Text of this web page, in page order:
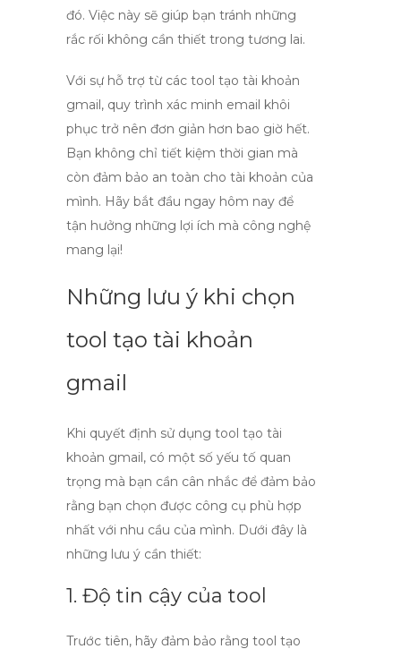
đó. Việc này sẽ giúp bạn tránh những
rắc rối không cần thiết trong tương lai.
Với sự hỗ trợ từ các tool tạo tài khoản
gmail, quy trình xác minh email khôi
phục trở nên đơn giản hơn bao giờ hết.
Bạn không chỉ tiết kiệm thời gian mà
còn đảm bảo an toàn cho tài khoản của
mình. Hãy bắt đầu ngay hôm nay để
tận hưởng những lợi ích mà công nghệ
mang lại!
Những lưu ý khi chọn
tool tạo tài khoản
gmail
Khi quyết định sử dụng tool tạo tài
khoản gmail, có một số yếu tố quan
trọng mà bạn cần cân nhắc để đảm bảo
rằng bạn chọn được công cụ phù hợp
nhất với nhu cầu của mình. Dưới đây là
những lưu ý cần thiết:
1. Độ tin cậy của tool
Trước tiên, hãy đảm bảo rằng tool tạo